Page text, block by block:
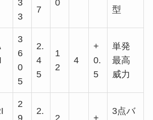
3
3
7
0
型
3
6
0
5
2.
4
5
1
2
4
+
0.
5
単発
最高
威力
2
2.
3点バ